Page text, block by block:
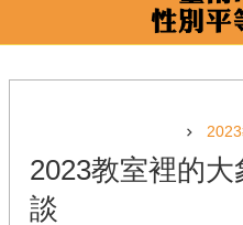
2023教室裡的
談